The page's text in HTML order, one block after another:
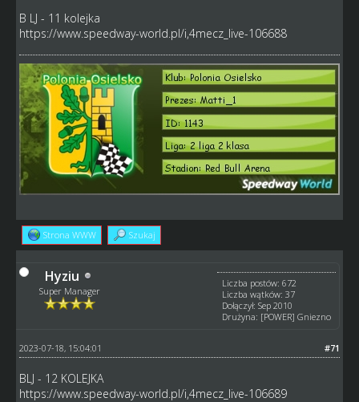
B LJ - 11 kolejka
https://www.speedway-world.pl/i,4mecz_live-106688
Strona WWW Szukaj
Hyziu
Super Manager
Liczba postów: 672
Liczba wątków: 37
Dołączył: Sep 2010
Drużyna: [POWER] Gniezno
#71
2023-07-18, 15:04:01
BLJ - 12 KOLEJKA
https://www.speedway-world.pl/i,4mecz_live-106689